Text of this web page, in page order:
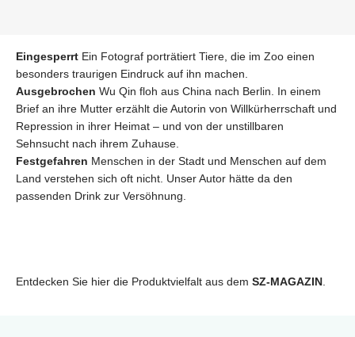
Eingesperrt Ein Fotograf porträtiert Tiere, die im Zoo einen
besonders traurigen Eindruck auf ihn machen.
Ausgebrochen Wu Qin floh aus China nach Berlin. In einem
Brief an ihre Mutter erzählt die Autorin von Willkürherrschaft und
Repression in ihrer Heimat – und von der unstillbaren
Sehnsucht nach ihrem Zuhause.
Festgefahren Menschen in der Stadt und Menschen auf dem
Land verstehen sich oft nicht. Unser Autor hätte da den
passenden Drink zur Versöhnung.
Entdecken Sie hier die Produktvielfalt aus dem SZ-MAGAZIN.